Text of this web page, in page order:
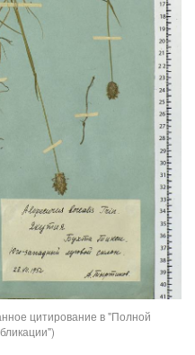
цитирование в "Полной